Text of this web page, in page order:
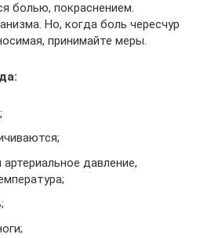
болью, покраснением.
Но, когда боль чересчур
принимайте меры.
давление,